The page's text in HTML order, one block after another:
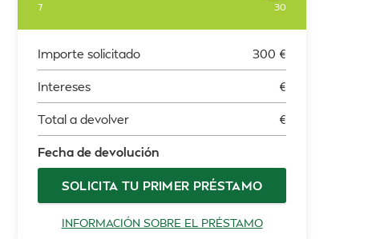
7 30
Importe solicitado 300 €
Intereses €
Total a devolver €
Fecha de devolución
SOLICITA TU PRIMER PRÉSTAMO
INFORMACIÓN SOBRE EL PRÉSTAMO